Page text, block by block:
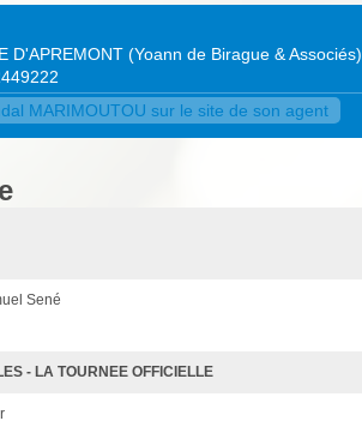
D'APREMONT (Yoann de Birague & Associés)
MARIMOUTOU sur le site de son agent
Sené
- LA TOURNEE OFFICIELLE